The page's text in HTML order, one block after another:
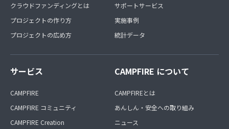
クラウドファンディングとは
プロジェクトの作り方
プロジェクトの広め方
サポートサービス
実施事例
統計データ
サービス
CAMPFIRE
CAMPFIRE コミュニティ
CAMPFIRE Creation
CAMPFIRE について
CAMPFIREとは
あんしん・安全への取り組み
ニュース